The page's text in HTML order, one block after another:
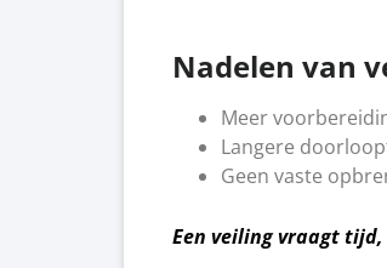
Nadelen van
Meer
Langere
Geen vaste
Een veiling vraagt